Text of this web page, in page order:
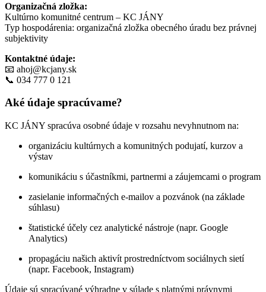
Organizačná zložka:
Kultúrno komunitné centrum – KC JÁNY
Typ hospodárenia: organizačná zložka obecného úradu bez právnej
subjektivity
Kontaktné údaje:
📧 ahoj@kcjany.sk
📞 034 777 0 121
Aké údaje spracúvame?
KC JÁNY spracúva osobné údaje v rozsahu nevyhnutnom na:
organizáciu kultúrnych a komunitných podujatí, kurzov a
výstav
komunikáciu s účastníkmi, partnermi a záujemcami o program
zasielanie informačných e-mailov a pozvánok (na základe
súhlasu)
štatistické účely cez analytické nástroje (napr. Google
Analytics)
propagáciu našich aktivít prostredníctvom sociálnych sietí
(napr. Facebook, Instagram)
Údaje sú spracúvané výhradne v súlade s platnými právnymi